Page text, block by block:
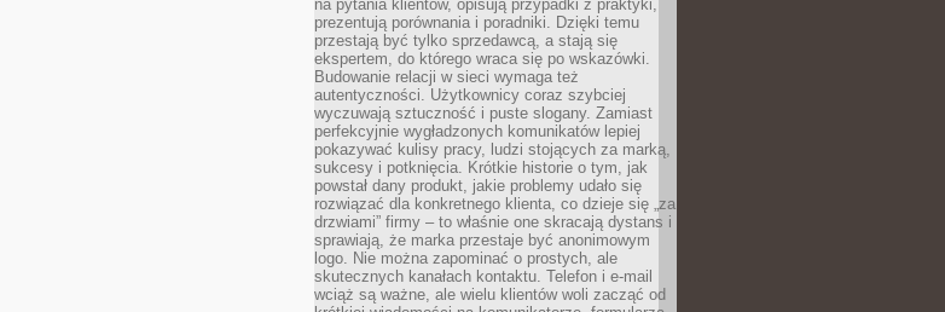
na pytania klientów, opisują przypadki z praktyki,
prezentują porównania i poradniki. Dzięki temu
przestają być tylko sprzedawcą, a stają się
ekspertem, do którego wraca się po wskazówki.
Budowanie relacji w sieci wymaga też
autentyczności. Użytkownicy coraz szybciej
wyczuwają sztuczność i puste slogany. Zamiast
perfekcyjnie wygładzonych komunikatów lepiej
pokazywać kulisy pracy, ludzi stojących za marką,
sukcesy i potknięcia. Krótkie historie o tym, jak
powstał dany produkt, jakie problemy udało się
rozwiązać dla konkretnego klienta, co dzieje się „za
drzwiami” firmy – to właśnie one skracają dystans i
sprawiają, że marka przestaje być anonimowym
logo. Nie można zapominać o prostych, ale
skutecznych kanałach kontaktu. Telefon i e-mail
wciąż są ważne, ale wielu klientów woli zacząć od